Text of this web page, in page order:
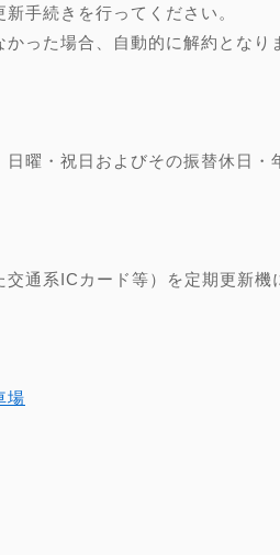
手続きを行ってください。
った場合、自動的に解約となり
曜・祝日およびその振替休日・
通系ICカード等）を定期更新
場